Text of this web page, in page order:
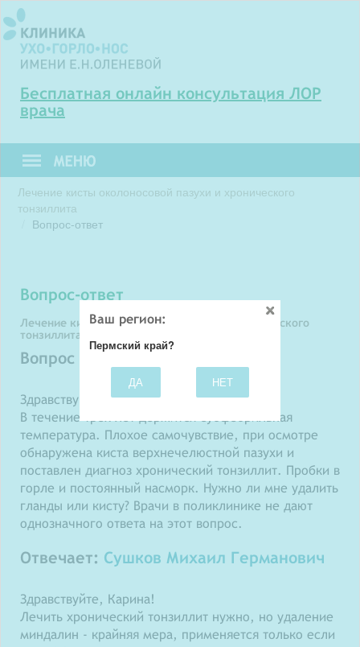
Бесплатная онлайн консультация ЛОР
врача
Лечение кисты околоносовой пазухи и хронического
тонзиллита
Вопрос-ответ
вопрос-ответ
Лечение кисты околоносовой пазухи и хронического
тонзиллита
Вопрос задает: Карина
Здравствуйте.
В течение трех лет держится субфебрильная
температура. Плохое самочувствие, при осмотре
обнаружена киста верхнечелюстной пазухи и
поставлен диагноз хронический тонзиллит. Пробки в
горле и постоянный насморк. Нужно ли мне удалить
гланды или кисту? Врачи в поликлинике не дают
однозначного ответа на этот вопрос.
Отвечает: Сушков Михаил Германович
Здравствуйте, Карина!
Лечить хронический тонзиллит нужно, но удаление
миндалин - крайняя мера, применяется только если
Ваш регион:
Пермский край?
ДА НЕТ